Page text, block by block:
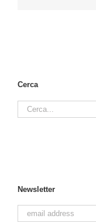
Cerca
Cerca
per:
Newsletter